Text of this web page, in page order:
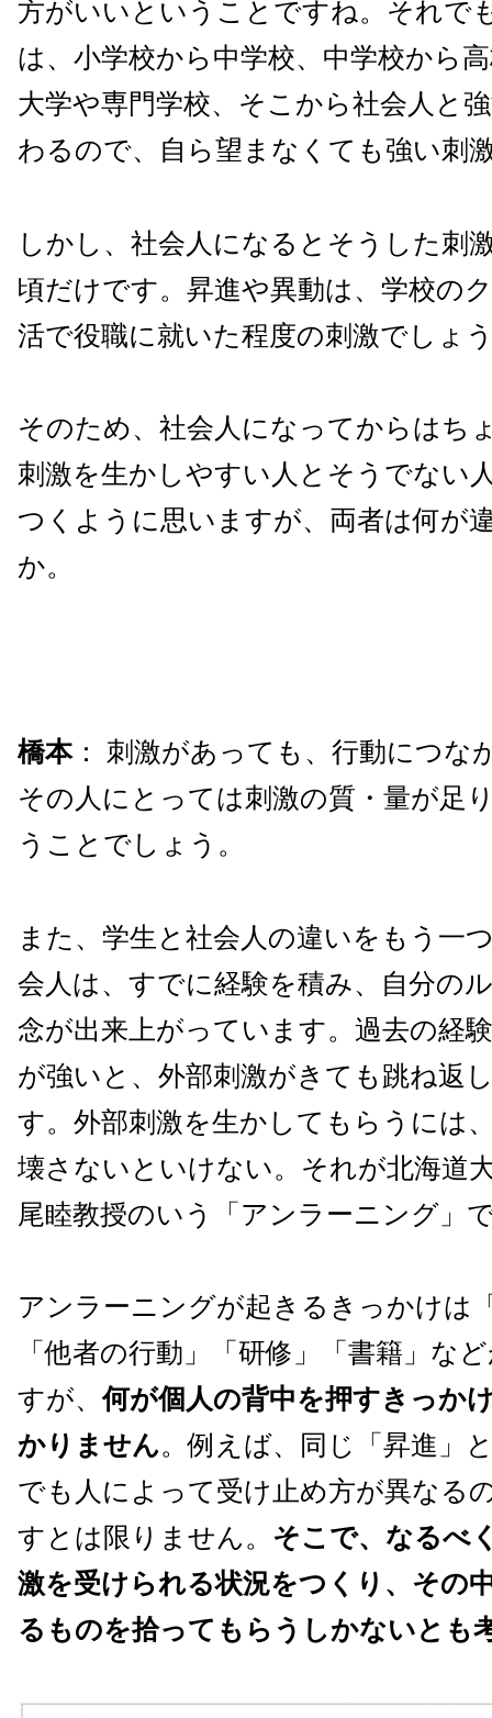
方がいいということですね。それで
は、小学校から中学校、中学校から
大学や専門学校、そこから社会人と
わるので、自ら望まなくても強い刺
しかし、社会人になるとそうした刺
頃だけです。昇進や異動は、学校の
活で役職に就いた程度の刺激でしょ
そのため、社会人になってからはち
刺激を生かしやすい人とそうでない
つくように思いますが、両者は何が
か。
橋本： 刺激があっても、行動につな
その人にとっては刺激の質・量が足
うことでしょう。
また、学生と社会人の違いをもう一
会人は、すでに経験を積み、自分の
念が出来上がっています。過去の経
が強いと、外部刺激がきても跳ね返
す。外部刺激を生かしてもらうには
壊さないといけない。それが北海道
尾睦教授のいう「アンラーニング」
アンラーニングが起きるきっかけは
「他者の行動」「研修」「書籍」な
すが、何が個人の背中を押すきっか
かりません。例えば、同じ「昇進」
でも人によって受け止め方が異なる
すとは限りません。 そこで、なるべ
激を受けられる状況をつくり、その
るものを拾ってもらうしかないとも